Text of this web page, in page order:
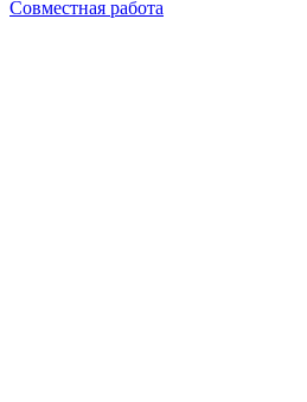
Совместная работа